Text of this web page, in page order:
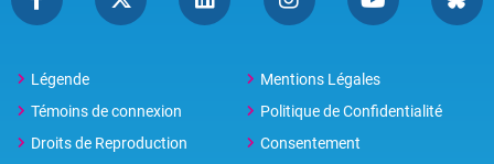
Légende
Mentions Légales
Témoins de connexion
Politique de Confidentialité
Droits de Reproduction
Consentement